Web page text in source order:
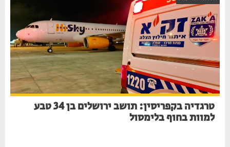
טרגדיה בקפריסין: תושב ירושלים בן 34 טבע
למוות בחוף בלימסול